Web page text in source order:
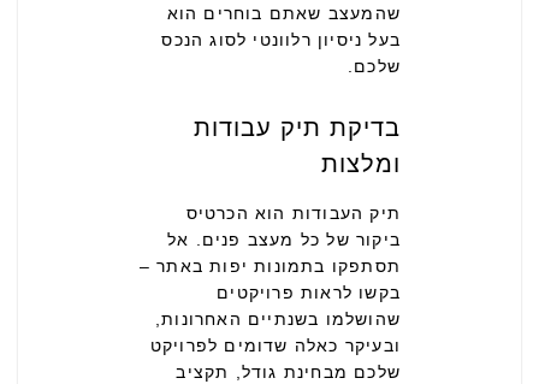
שהמעצב שאתם בוחרים הוא
בעל ניסיון רלוונטי לסוג הנכס
שלכם.
בדיקת תיק עבודות
ומלצות
תיק העבודות הוא הכרטיס
ביקור של כל מעצב פנים. אל
תסתפקו בתמונות יפות באתר –
בקשו לראות פרויקטים
שהושלמו בשנתיים האחרונות,
ובעיקר כאלה שדומים לפרויקט
שלכם מבחינת גודל, תקציב